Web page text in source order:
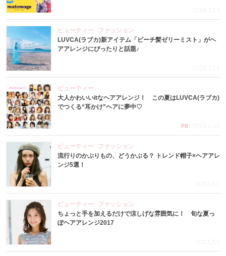
2018.7.19
ビューティー
ファッション
LUVCA(ラブカ)新アイテム「ビーチ髪ゼリーミスト」がヘ
アアレンジにぴったりと話題♪
2018.5.11
ビューティー
大人かわいいitなヘアアレンジ！ この夏はLUVCA(ラブカ)
でつくる“耳かけ”ヘアに夢中♡
PR 2018.4.26
ビューティー
ファッション
流行りのかぶりもの、どうかぶる？ トレンド帽子×ヘアアレ
ンジ5選！
2017.9.1
ビューティー
ファッション
ちょっと手を加えるだけで涼しげな雰囲気に！ 旬な夏っ
ぽヘアアレンジ2017
2017.7.2